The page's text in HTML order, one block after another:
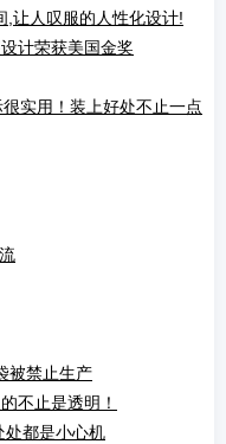
,让人叹服的人性化设计!
计荣获美国金奖
实用！装上好处不止一点
被禁止生产
不止是透明！
处都是小心机